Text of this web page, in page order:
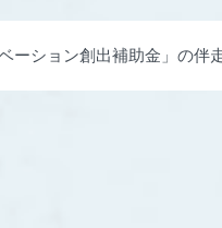
ーション創出補助金」の